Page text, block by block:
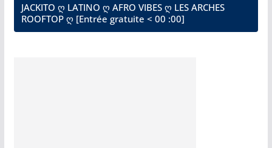
JACKITO ღ LATINO ღ AFRO VIBES ღ LES ARCHES
ROOFTOP ღ [Entrée gratuite < 00 :00]